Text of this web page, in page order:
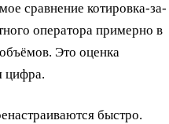
сравнение котировка-за-
оператора примерно в
Это оценка
цифра.
быстро.